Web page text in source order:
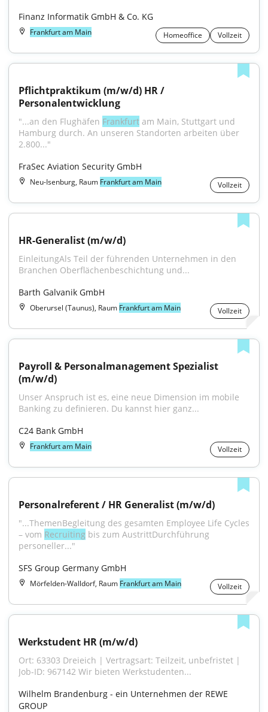
Finanz Informatik GmbH & Co. KG
Frankfurt am Main Homeoffice Vollzeit
Pflichtpraktikum (m/w/d) HR /
Personalentwicklung
"...an den Flughäfen Frankfurt am Main, Stuttgart und
Hamburg durch. An unseren Standorten arbeiten über
2.800..."
FraSec Aviation Security GmbH
Neu-Isenburg, Raum Frankfurt am Main Vollzeit
HR-Generalist (m/w/d)
EinleitungAls Teil der führenden Unternehmen in den
Branchen Oberflächenbeschichtung und...
Barth Galvanik GmbH
Oberursel (Taunus), Raum Frankfurt am Main Vollzeit
Payroll & Personalmanagement Spezialist
(m/w/d)
Unser Anspruch ist es, eine neue Dimension im mobile
Banking zu definieren. Du kannst hier ganz...
C24 Bank GmbH
Frankfurt am Main Vollzeit
Personalreferent / HR Generalist (m/w/d)
"...ThemenBegleitung des gesamten Employee Life Cycles
– vom Recruiting bis zum AustrittDurchführung
personeller..."
SFS Group Germany GmbH
Mörfelden-Walldorf, Raum Frankfurt am Main Vollzeit
Werkstudent HR (m/w/d)
Ort: 63303 Dreieich | Vertragsart: Teilzeit, unbefristet |
Job-ID: 967142 Wir bieten Werkstudenten...
Wilhelm Brandenburg - ein Unternehmen der REWE
GROUP